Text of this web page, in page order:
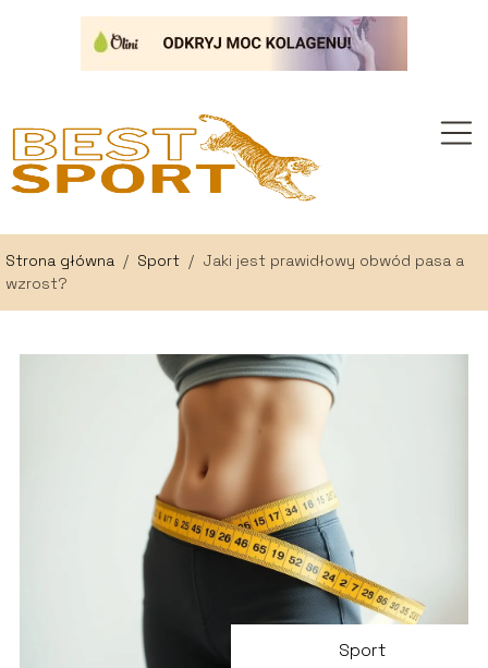
Strona główna / Sport / Jaki jest prawidłowy obwód pasa a
wzrost?
Sport